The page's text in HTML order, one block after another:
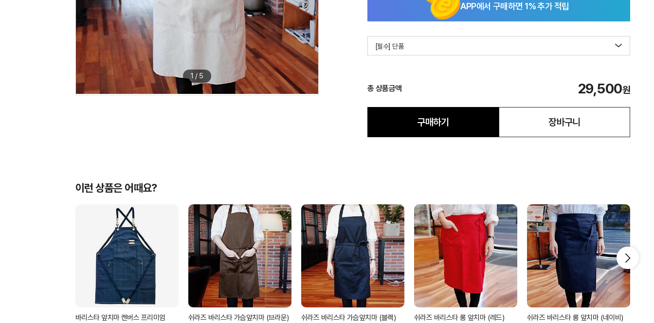
1 / 5
APP에서 구매하면 1% 추가 적립
[필수] 단품
총 상품금액 29,500원
구매하기 장바구니
이런 상품은 어때요?
바리스타 앞치마 캔버스 프리미엄
쉬라즈 바리스타 가슴앞치마 (브라운)
쉬라즈 바리스타 가슴앞치마 (블랙)
쉬라즈 바리스타 롱 앞치마 (레드)
쉬라즈 바리스타 롱 앞치마 (네이비)